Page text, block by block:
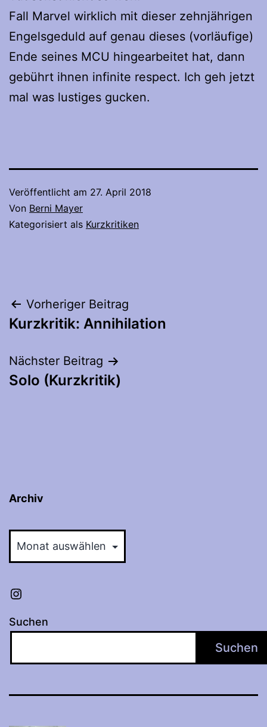
Fall Marvel wirklich mit dieser zehnjährigen
Engelsgeduld auf genau dieses (vorläufige)
Ende seines MCU hingearbeitet hat, dann
gebührt ihnen infinite respect. Ich geh jetzt
mal was lustiges gucken.
Veröffentlicht am 27. April 2018
Von Berni Mayer
Kategorisiert als Kurzkritiken
Beitragsnavigation
Vorheriger Beitrag
Kurzkritik: Annihilation
Nächster Beitrag
Solo (Kurzkritik)
Archiv
Instagram
Suchen
Suchen